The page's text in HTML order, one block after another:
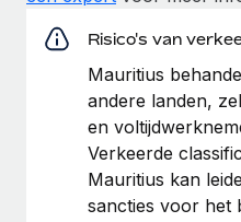
Risico's van
Mauritius
andere landen,
en
Verkeerde
Mauritius kan
sancties voor het